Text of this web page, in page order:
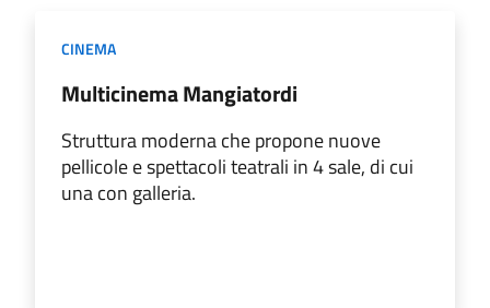
CINEMA
Multicinema Mangiatordi
Struttura moderna che propone nuove
pellicole e spettacoli teatrali in 4 sale, di cui
una con galleria.